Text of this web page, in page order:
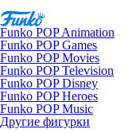
Funko POP Animation
Funko POP Games
Funko POP Movies
Funko POP Television
Funko POP Disney
Funko POP Heroes
Funko POP Music
Другие фигурки